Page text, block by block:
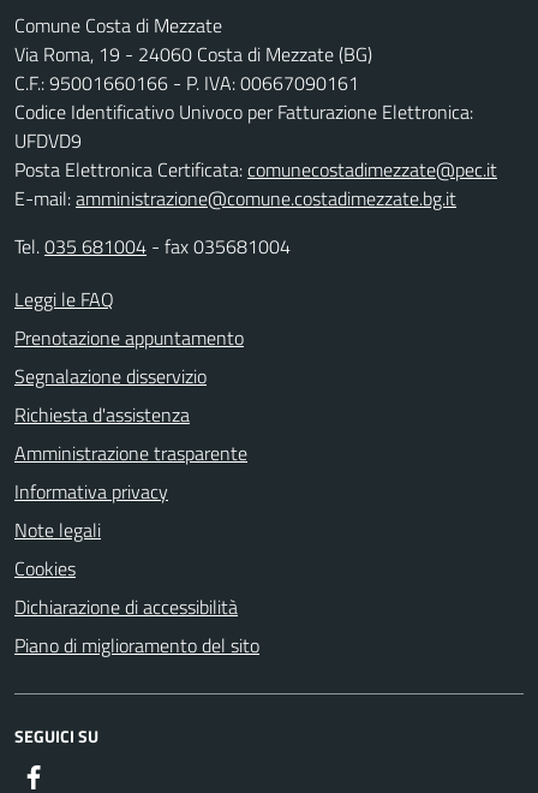
Comune Costa di Mezzate
Via Roma, 19 - 24060 Costa di Mezzate (BG)
C.F.: 95001660166 - P. IVA: 00667090161
Codice Identificativo Univoco per Fatturazione Elettronica:
UFDVD9
Posta Elettronica Certificata:comunecostadimezzate@pec.it
E-mail:amministrazione@comune.costadimezzate.bg.it
Tel.035 681004 - fax 035681004
Leggi le FAQ
Prenotazione appuntamento
Segnalazione disservizio
Richiesta d'assistenza
Amministrazione trasparente
Informativa privacy
Note legali
Cookies
Dichiarazione di accessibilità
Piano di miglioramento del sito
SEGUICI SU